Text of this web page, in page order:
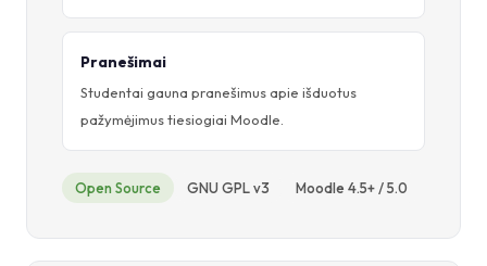
Pranešimai
Studentai gauna pranešimus apie išduotus
pažymėjimus tiesiogiai Moodle.
Open Source GNU GPL v3 Moodle 4.5+ / 5.0